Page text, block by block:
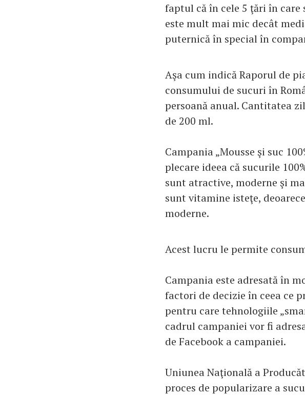
faptul că în cele 5 ţări în care
este mult mai mic decât
puternică în special în
Aşa cum indică Raporul de
consumului de sucuri în
persoană anual. Cantitatea
de 200 ml.
Campania „Mousse şi suc
plecare ideea că sucurile
sunt atractive, moderne şi
sunt vitamine isteţe,
moderne.
Acest lucru le permite
Campania este adresată în
factori de decizie în ceea ce
pentru care tehnologiile
cadrul campaniei vor fi
de Facebook a campaniei.
Uniunea Naţională a
proces de popularizare a